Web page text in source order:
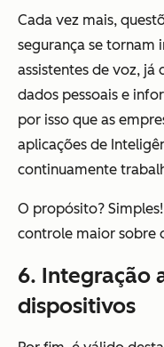
Cada vez mais,
segurança se tornam
assistentes de voz, já
dados pessoais e
por isso que as
aplicações de
continuamente
O propósito?
controle maior sobre
6. Integração
dispositivos